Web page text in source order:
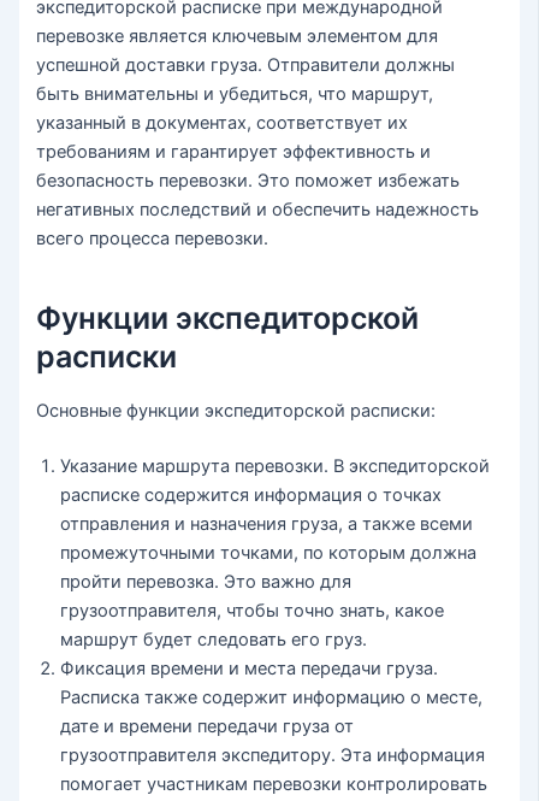
экспедиторской расписке при международной
перевозке является ключевым элементом для
успешной доставки груза. Отправители должны
быть внимательны и убедиться, что маршрут,
указанный в документах, соответствует их
требованиям и гарантирует эффективность и
безопасность перевозки. Это поможет избежать
негативных последствий и обеспечить надежность
всего процесса перевозки.
Функции экспедиторской
расписки
Основные функции экспедиторской расписки:
Указание маршрута перевозки. В экспедиторской
расписке содержится информация о точках
отправления и назначения груза, а также всеми
промежуточными точками, по которым должна
пройти перевозка. Это важно для
грузоотправителя, чтобы точно знать, какое
маршрут будет следовать его груз.
Фиксация времени и места передачи груза.
Расписка также содержит информацию о месте,
дате и времени передачи груза от
грузоотправителя экспедитору. Эта информация
помогает участникам перевозки контролировать